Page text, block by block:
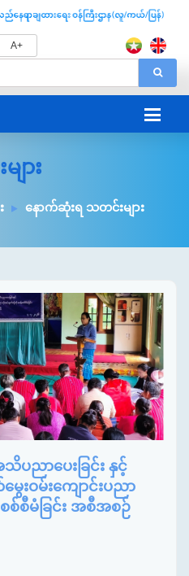
A+
ား
နောက်ဆုံးရ သတင်းများ
ပညာပေးခြင်း နှင့်
းဝမ်းကျောင်းပညာ
စီမံခြင်း အစီအစဉ်